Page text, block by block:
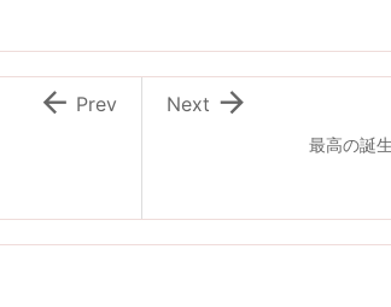
最高の誕

Next
 Prev